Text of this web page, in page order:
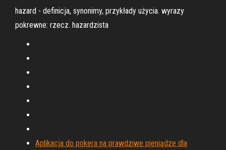
hazard - definicja, synonimy, przykłady użycia. wyrazy
pokrewne: rzecz. hazardzista
Aplikacja do pokera na prawdziwe pieniądze dla